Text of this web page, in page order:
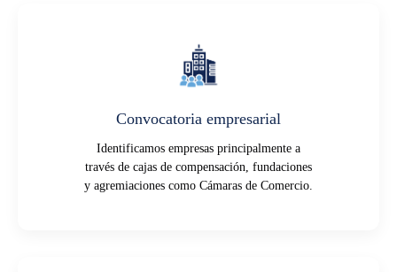
Convocatoria empresarial
Identificamos empresas principalmente a
través de cajas de compensación, fundaciones
y agremiaciones como Cámaras de Comercio.